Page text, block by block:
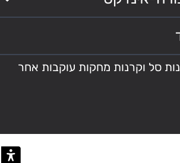
מ-200 קרנות סל וקרנות מחקות עוקבות אחר